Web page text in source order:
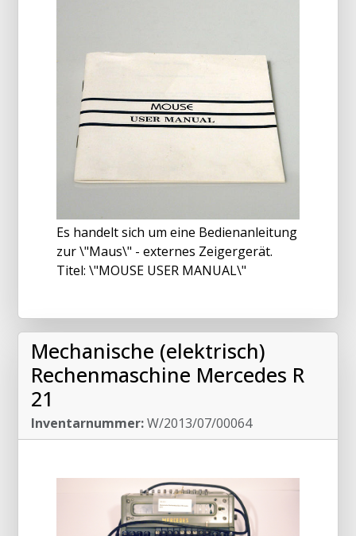
Es handelt sich um eine Bedienanleitung
zur \"Maus\" - externes Zeigergerät.
Titel: \"MOUSE USER MANUAL\"
Mechanische (elektrisch)
Rechenmaschine Mercedes R
21
Inventarnummer:W/2013/07/00064